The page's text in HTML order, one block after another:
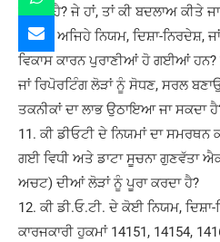
ਸਕਦਾ ਹੈ? ਜੇ ਹਾਂ, ਤਾਂ ਕੀ ਬਦਲਾਅ ਕੀਤੇ
10. ਕੀ ਅਜਿਹੇ ਨਿਯਮ, ਦਿਸ਼ਾ-ਨਿਰਦੇਸ਼,
ਵਿਕਾਸ ਕਾਰਨ ਪੁਰਾਣੀਆਂ ਹੋ ਗਈਆਂ ਹਨ?
ਜਾਂ ਰਿਪੋਰਟਿੰਗ ਲੋੜਾਂ ਨੂੰ ਸੋਧਣ, ਸਰਲ
ਤਕਨੀਕਾਂ ਦਾ ਲਾਭ ਉਠਾਇਆ ਜਾ ਸਕਦਾ
11. ਕੀ ਡੀਓਟੀ ਦੇ ਨਿਯਮਾਂ ਦਾ ਸਮਰਥਨ
ਗਈ ਵਿਧੀ ਅਤੇ ਡਾਟਾ ਸੂਚਨਾ ਗੁਣਵੱਤਾ
ਅਚਟ) ਦੀਆਂ ਲੋੜਾਂ ਨੂੰ ਪੂਰਾ ਕਰਦਾ ਹੈ?
12. ਕੀ ਡੀ.ਓ.ਟੀ. ਦੇ ਕੋਈ ਨਿਯਮ,
ਕਾਰਜਕਾਰੀ ਹੁਕਮਾਂ 14151, 14154,